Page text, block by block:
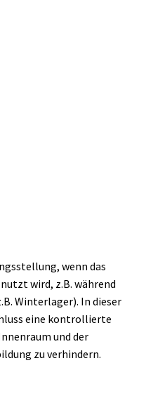
wenn das
wird, z.B. während
Winterlager). In dieser
eine kontrollierte
und der
zu verhindern.